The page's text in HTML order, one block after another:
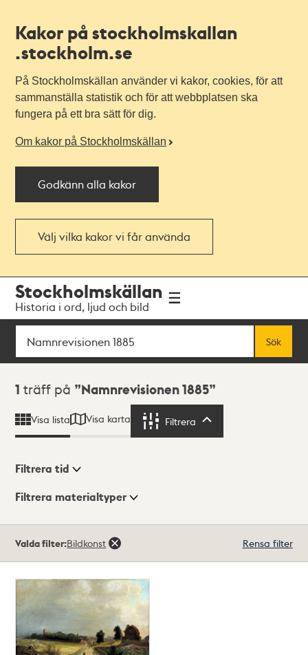
Kakor på stockholmskallan
.stockholm.se
På Stockholmskällan använder vi kakor, cookies, för att
sammanställa statistik och för att webbplatsen ska
fungera på ett bra sätt för dig.
Om kakor på Stockholmskällan
Godkänn alla kakor
Välj vilka kakor vi får använda
navigationen
huvudinnehållet
Stockholmskällan
Historia i ord, ljud och bild
Sök
Sök
Sökresultat
1 träff på Namnrevisionen 1885
Visa lista Visa karta Filtrera
Visningsläge
Filtrera tid
Filtrera materialtyper
träffar
Valda filter:Bildkonst Rensa filter